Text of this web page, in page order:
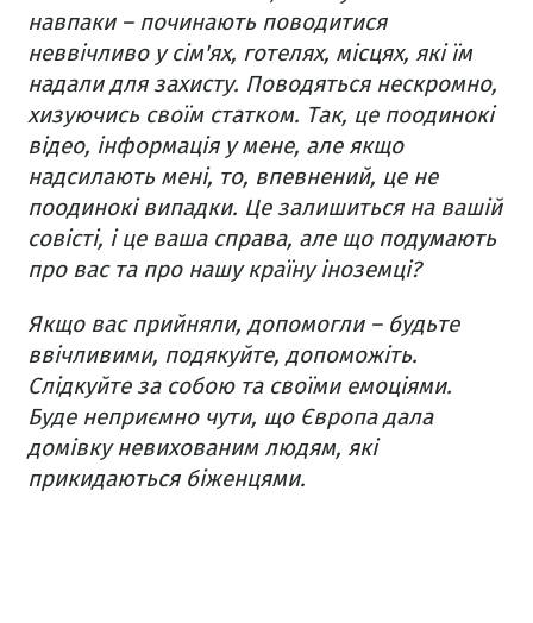
навпаки – починають поводитися
неввічливо у сім'ях, готелях, місцях, які їм
надали для захисту. Поводяться нескромно,
хизуючись своїм статком. Так, це поодинокі
відео, інформація у мене, але якщо
надсилають мені, то, впевнений, це не
поодинокі випадки. Це залишиться на вашій
совісті, і це ваша справа, але що подумають
про вас та про нашу країну іноземці?
Якщо вас прийняли, допомогли – будьте
ввічливими, подякуйте, допоможіть.
Слідкуйте за собою та своїми емоціями.
Буде неприємно чути, що Європа дала
домівку невихованим людям, які
прикидаються біженцями.